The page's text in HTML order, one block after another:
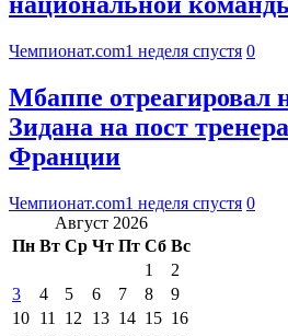
Чемпионат.com1 неделя спустя 0
Мбаппе отреагировал
Зидана на пост
Франции
Чемпионат.com1 неделя спустя 0
Август 2026
Пн Вт Ср Чт Пт Сб Вс
1
2
3
4 5 6 7 8
9
10 11 12 13 14 15 16